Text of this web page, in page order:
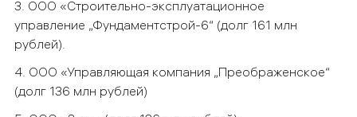
3. ООО «Строительно-эксплуатационное
управление „Фундаментстрой-6“ (долг 161 млн
рублей).
4. ООО «Управляющая компания „Преображенское“
(долг 136 млн рублей)